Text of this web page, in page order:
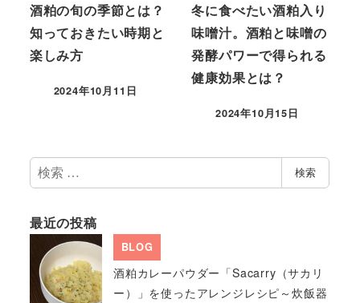
酒粕の旬の季節とは？
知っておきたい時期と
楽しみ方
2024年10月11日
冬に食べたい酒粕入り
味噌汁。酒粕と味噌の
発酵パワーで得られる
健康効果とは？
2024年10月15日
検
索
検索
最近の投稿
BLOG
酒粕カレーパウダー「Sacarry（サカリ
ー）」を使ったアレンジレシピ～炊飯器